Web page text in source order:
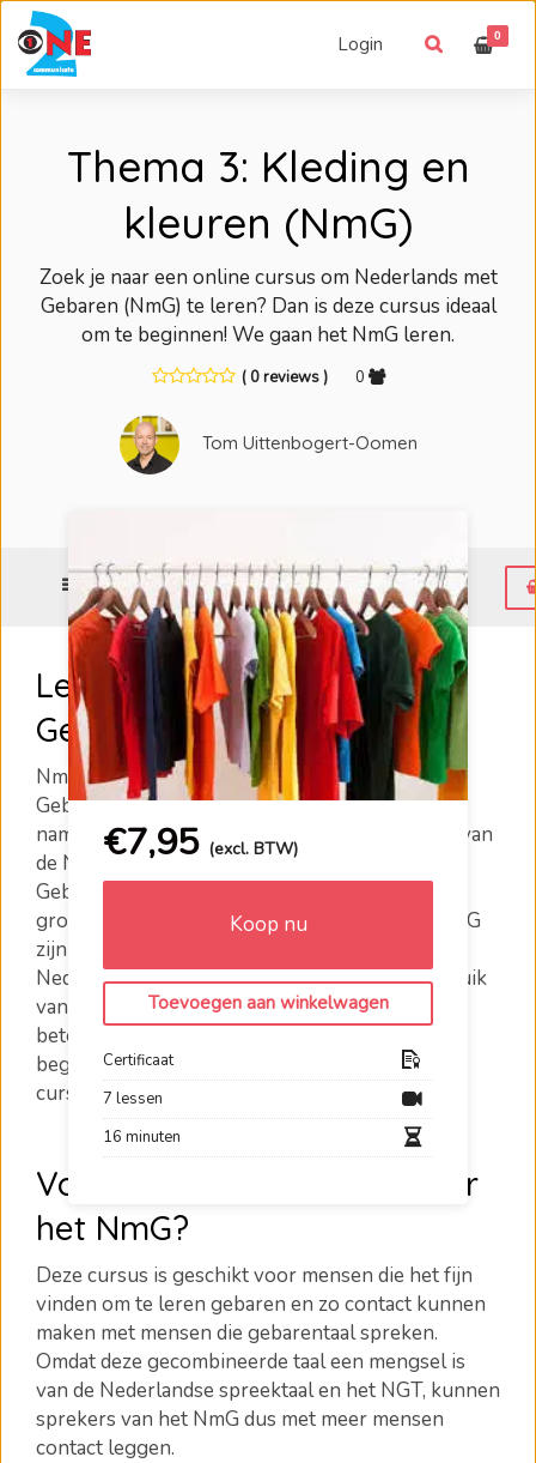
Login 0
Thema 3: Kleding en
kleuren (NmG)
Zoek je naar een online cursus om Nederlands met
Gebaren (NmG) te leren? Dan is deze cursus ideaal
om te beginnen! We gaan het NmG leren.
( 0 reviews ) 0
Tom Uittenbogert-Oomen
€7,95 (excl. BTW)
Koop nu
Toevoegen aan winkelwagen
Certificaat
7 lessen
16 minuten
Menu
Leer het Nederlands met
Gebaren (NmG)
NmG is niet hetzelfde als de Nederlandse
Gebarentaal. Het Nederlands met Gebaren is
namelijk een taal die ontstaat uit de combinatie van
de Nederlandse spreektaal en de Nederlandse
Gebarentaal. Dit is dus een taal waarmee beide
groepen kunnen worden aangesproken. Bij NmG
zijn de gebaren namelijk ondersteunend aan de
Nederlandse spreektaal of andersom. Het gebruik
van gebaren of woorden als ondersteuning,
betekent daarom dat meer mensen kunnen
begrijpen wat je zegt of gebaart. Je leert in deze
cursus van de experts van
1.2.Communicate
Voor wie is deze cursus over
het NmG?
Deze cursus is geschikt voor mensen die het fijn
vinden om te leren gebaren en zo contact kunnen
maken met mensen die gebarentaal spreken.
Omdat deze gecombineerde taal een mengsel is
van de Nederlandse spreektaal en het NGT, kunnen
sprekers van het NmG dus met meer mensen
contact leggen.